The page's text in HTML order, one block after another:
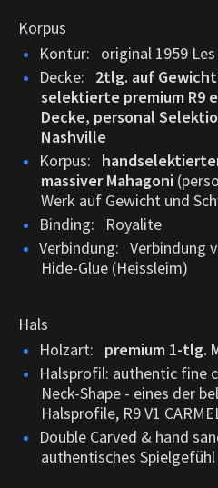
Korpus
Kontur: original 1959
Decke: 2tlg. auf
selektierte premium R9
Decke, personal
Nashville
Korpus:
massiver Mahagoni
Werk auf Gewicht und
Binding: Royalite
Verbindung: Verbindung
Hide-Glue (Heissleim)
Hals
Holzart:
premium 1-tlg.
Halsprofil: authentic fine
Neck-Shape - eines der
Halsprofile, R9 V1
Double Carved & hand
authentisches Spielgefühl